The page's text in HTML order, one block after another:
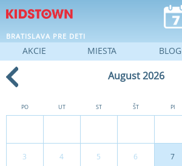
Jump to navigation
BRATISLAVA PRE DETI
August 2026
PO UT ST ŠT PI
3 4 5 6 7
AKCIE MIESTA BLOG